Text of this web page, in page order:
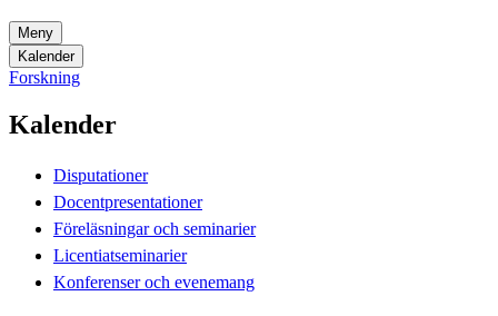
Meny
Kalender
Forskning
Kalender
Disputationer
Docentpresentationer
Föreläsningar och seminarier
Licentiatseminarier
Konferenser och evenemang